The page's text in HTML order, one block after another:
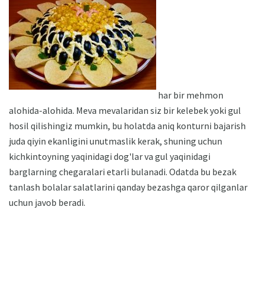
har bir mehmon
alohida-alohida. Meva mevalaridan siz bir kelebek yoki gul
hosil qilishingiz mumkin, bu holatda aniq konturni bajarish
juda qiyin ekanligini unutmaslik kerak, shuning uchun
kichkintoyning yaqinidagi dog'lar va gul yaqinidagi
barglarning chegaralari etarli bulanadi. Odatda bu bezak
tanlash bolalar salatlarini qanday bezashga qaror qilganlar
uchun javob beradi.